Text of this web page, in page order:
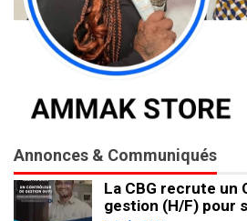
Annonces & Communiqués
La CBG recrute un
gestion (H/F) pour